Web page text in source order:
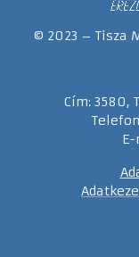
© 2023 – Tisza
Cím: 3580,